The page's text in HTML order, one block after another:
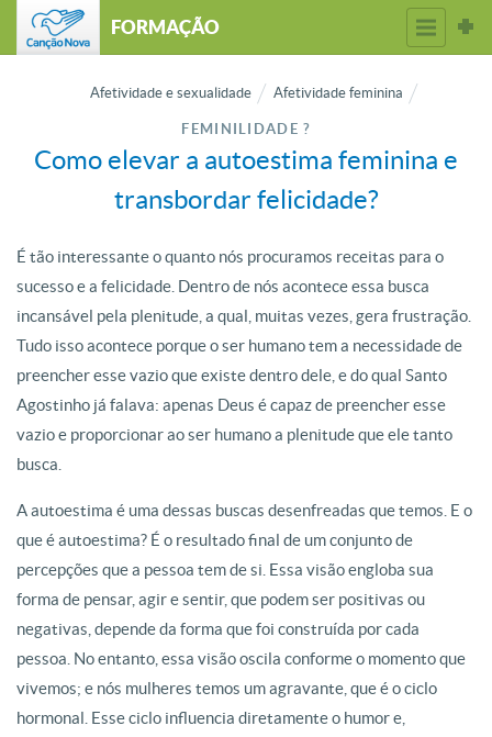
FORMAÇÃO
Afetividade e sexualidade Afetividade feminina
FEMINILIDADE ?
Como elevar a autoestima feminina e
transbordar felicidade?
É tão interessante o quanto nós procuramos receitas para o
sucesso e a felicidade. Dentro de nós acontece essa busca
incansável pela plenitude, a qual, muitas vezes, gera frustração.
Tudo isso acontece porque o ser humano tem a necessidade de
preencher esse vazio que existe dentro dele, e do qual Santo
Agostinho já falava: apenas Deus é capaz de preencher esse
vazio e proporcionar ao ser humano a plenitude que ele tanto
busca.
A autoestima é uma dessas buscas desenfreadas que temos. E o
que é autoestima? É o resultado final de um conjunto de
percepções que a pessoa tem de si. Essa visão engloba sua
forma de pensar, agir e sentir, que podem ser positivas ou
negativas, depende da forma que foi construída por cada
pessoa. No entanto, essa visão oscila conforme o momento que
vivemos; e nós mulheres temos um agravante, que é o ciclo
hormonal. Esse ciclo influencia diretamente o humor e,